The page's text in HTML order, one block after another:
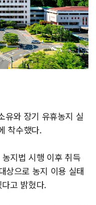
유와 장기 유휴농지 실
착수했다.
지법 시행 이후 취득
상으로 농지 이용 실태
고 밝혔다.